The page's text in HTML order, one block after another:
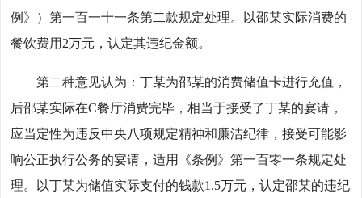
例》）第一百一十一条第二款规定处理。以邵某实际消费的
餐饮费用2万元，认定其违纪金额。
第二种意见认为：丁某为邵某的消费储值卡进行充值，
后邵某实际在C餐厅消费完毕，相当于接受了丁某的宴请，
应当定性为违反中央八项规定精神和廉洁纪律，接受可能影
响公正执行公务的宴请，适用《条例》第一百零一条规定处
理。以丁某为储值实际支付的钱款1.5万元，认定邵某的违纪